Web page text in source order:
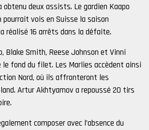
obtenu deux assists. Le gardien Kaapo
pourrait vois en Suisse la saison
réalisé 16 arrêts dans la défaite.
Blake Smith, Reese Johnson et Vinni
fond du filet. Les Marlies accèdent ainsi
Nord, où ils affronteront les
Artur Akhtyamov a repoussé 20 tirs
composer avec l’absence du